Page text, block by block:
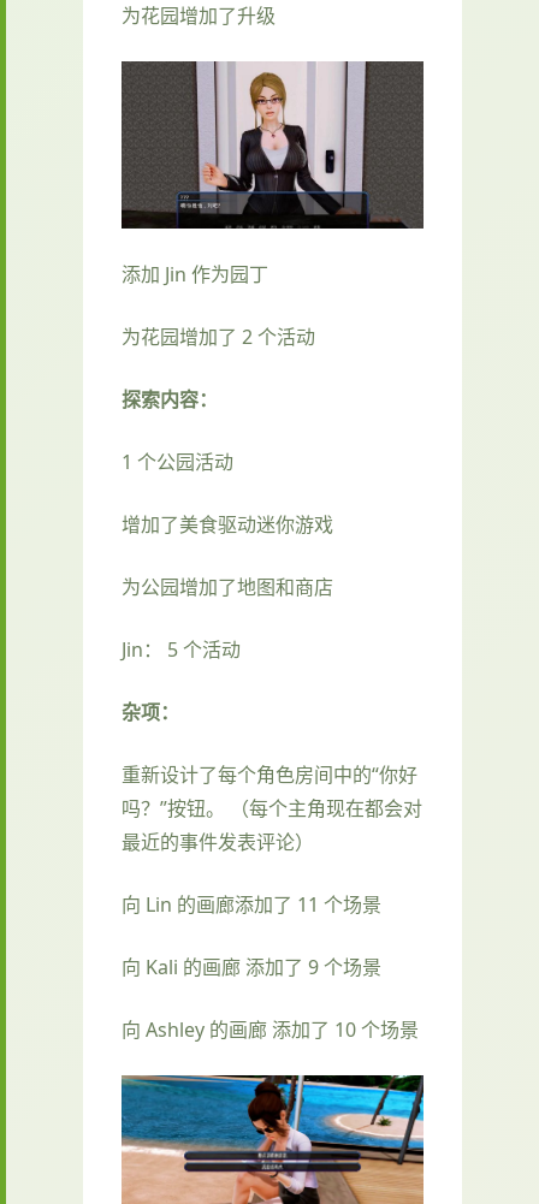
为花园增加了升级
添加 Jin 作为园丁
为花园增加了 2 个活动
探索内容：
1 个公园活动
增加了美食驱动迷你游戏
为公园增加了地图和商店
Jin： 5 个活动
杂项：
重新设计了每个角色房间中的“你好
吗？”按钮。 （每个主角现在都会对
最近的事件发表评论）
向 Lin 的画廊添加了 11 个场景
向 Kali 的画廊 添加了 9 个场景
向 Ashley 的画廊 添加了 10 个场景